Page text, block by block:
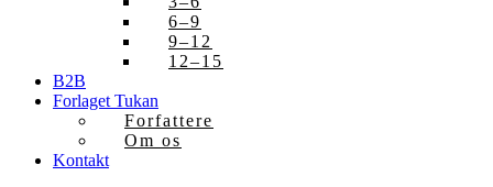
6–9
9–12
12–15
B2B
Forlaget Tukan
Forfattere
Om os
Kontakt